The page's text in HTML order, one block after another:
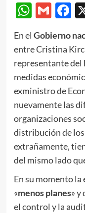
En el Gobierno
entre Cristina
representante del
medidas
exministro de
nuevamente las
organizaciones
distribución de
extrañamente,
del mismo lado
En su momento
«menos planes» y
el control y la